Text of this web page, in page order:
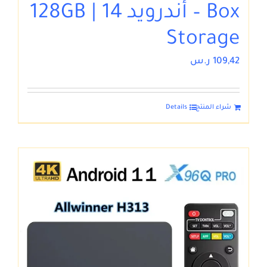
Box – أندرويد 14 | 128GB
Storage
109,42 ر.س
شراء المنتج Details